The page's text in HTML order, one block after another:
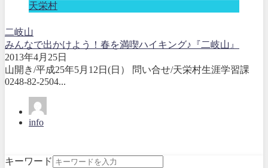
天栄村
二岐山
みんなで出かけよう！春を満喫ハイキング♪『二岐山』
2013年4月25日
山開き/平成25年5月12日(日） 問い合せ/天栄村生涯学習課
0248-82-2504...
info
キーワード